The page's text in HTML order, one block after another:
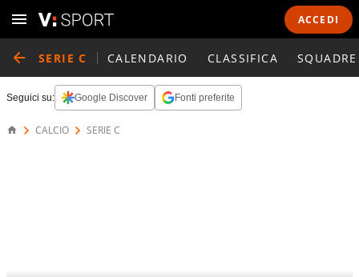
ACCEDI
SERIE C CALENDARIO CLASSIFICA SQUADRE
Seguici su: Google Discover Fonti preferite
CALCIO SERIE C